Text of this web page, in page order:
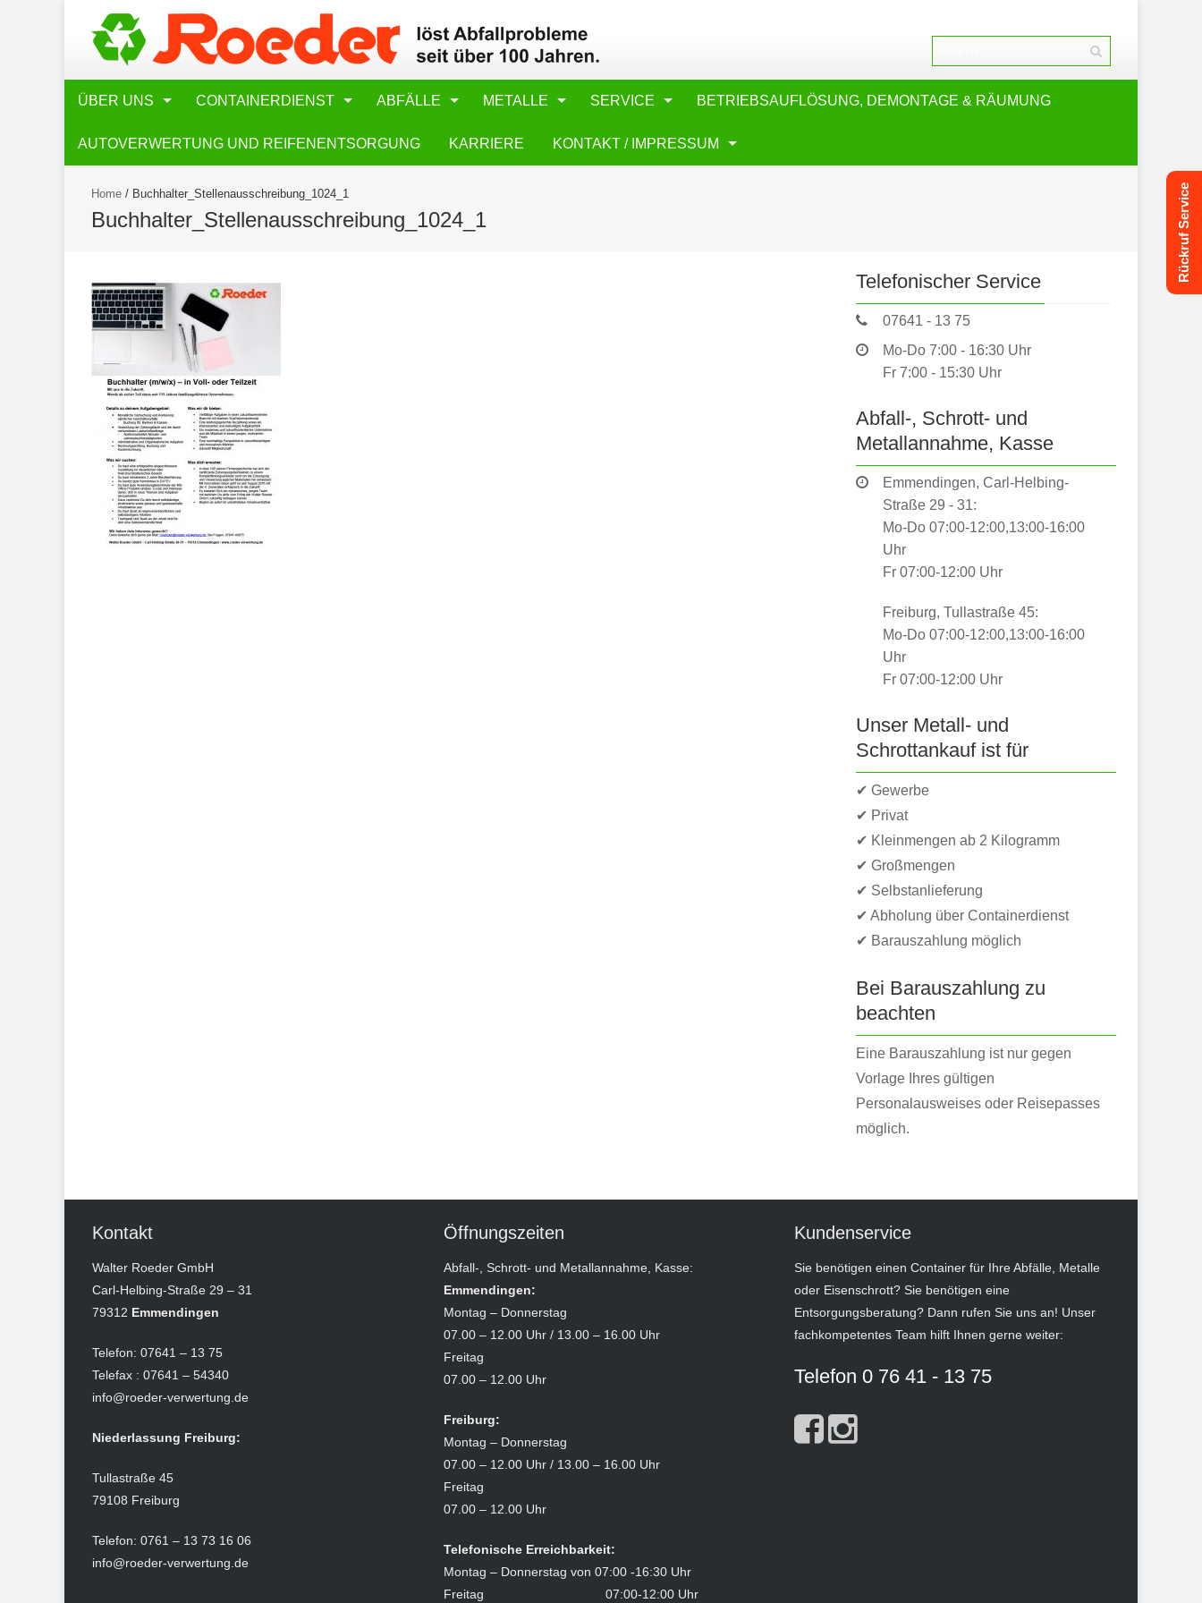
ÜBER UNS CONTAINERDIENST ABFÄLLE METALLE SERVICE BETRIEBSAUFLÖSUNG, DEMONTAGE & RÄUMUNG
AUTOVERWERTUNG UND REIFENENTSORGUNG KARRIERE KONTAKT / IMPRESSUM
Home / Buchhalter_Stellenausschreibung_1024_1
Buchhalter_Stellenausschreibung_1024_1
Telefonischer Service
07641 - 13 75
Mo-Do 7:00 - 16:30 Uhr
Fr 7:00 - 15:30 Uhr
Abfall-, Schrott- und
Metallannahme, Kasse
Emmendingen, Carl-Helbing-
Straße 29 - 31:
Mo-Do 07:00-12:00,13:00-16:00
Uhr
Fr 07:00-12:00 Uhr
Freiburg, Tullastraße 45:
Mo-Do 07:00-12:00,13:00-16:00
Uhr
Fr 07:00-12:00 Uhr
Unser Metall- und
Schrottankauf ist für
✔ Gewerbe
✔ Privat
✔ Kleinmengen ab 2 Kilogramm
✔ Großmengen
✔ Selbstanlieferung
✔ Abholung über Containerdienst
✔ Barauszahlung möglich
Bei Barauszahlung zu
beachten
Eine Barauszahlung ist nur gegen
Vorlage Ihres gültigen
Personalausweises oder Reisepasses
möglich.
Kontakt
Walter Roeder GmbH
Carl-Helbing-Straße 29 – 31
79312 Emmendingen
Telefon: 07641 – 13 75
Telefax : 07641 – 54340
info@roeder-verwertung.de
Niederlassung Freiburg:
Tullastraße 45
79108 Freiburg
Telefon: 0761 – 13 73 16 06
info@roeder-verwertung.de
Öffnungszeiten
Abfall-, Schrott- und Metallannahme, Kasse:
Emmendingen:
Montag – Donnerstag
07.00 – 12.00 Uhr / 13.00 – 16.00 Uhr
Freitag
07.00 – 12.00 Uhr
Freiburg:
Montag – Donnerstag
07.00 – 12.00 Uhr / 13.00 – 16.00 Uhr
Freitag
07.00 – 12.00 Uhr
Telefonische Erreichbarkeit:
Montag – Donnerstag von 07:00 -16:30 Uhr
Freitag 07:00-12:00 Uhr
Kundenservice
Sie benötigen einen Container für Ihre Abfälle, Metalle
oder Eisenschrott? Sie benötigen eine
Entsorgungsberatung? Dann rufen Sie uns an! Unser
fachkompetentes Team hilft Ihnen gerne weiter:
Telefon 0 76 41 - 13 75
Rückruf Service